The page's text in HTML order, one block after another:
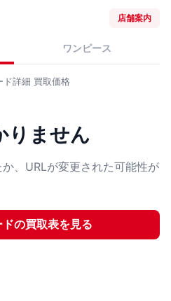
店舗案内
ワンピース
ド詳細 買取価格
りません
、URLが変更された可能性が
の買取表を見る